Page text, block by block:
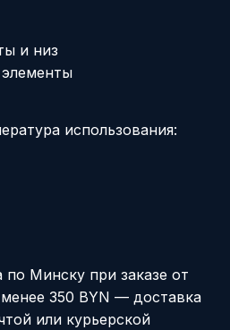
и низ
использования:
по Минску при заказе от
350 BYN — доставка
или курьерской